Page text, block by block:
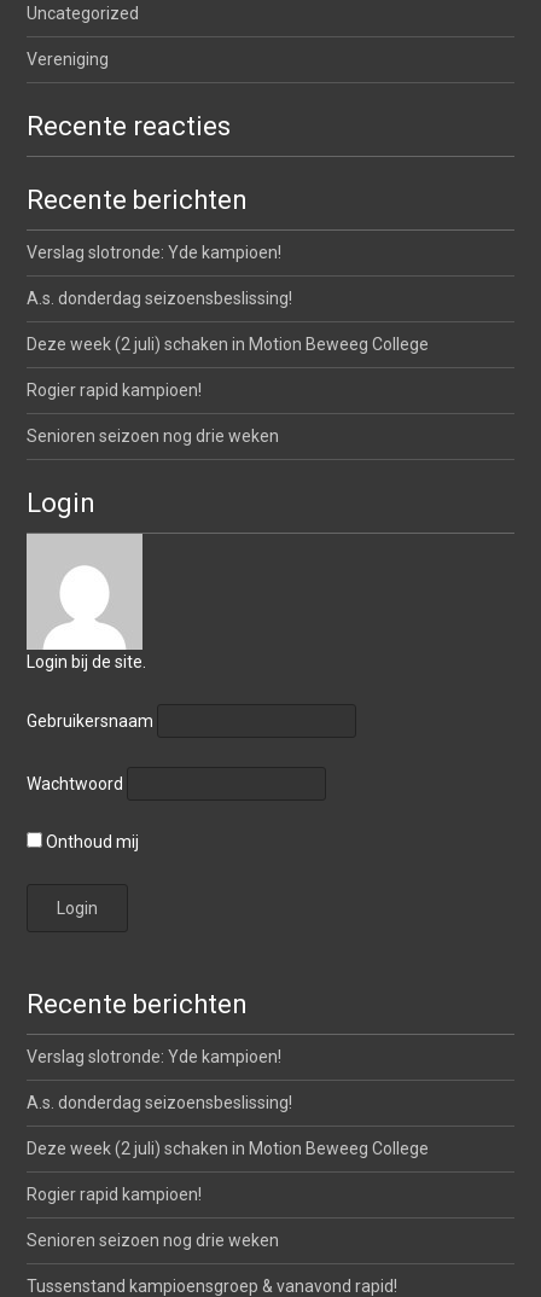
Uncategorized
Vereniging
Recente reacties
Recente berichten
Verslag slotronde: Yde kampioen!
A.s. donderdag seizoensbeslissing!
Deze week (2 juli) schaken in Motion Beweeg College
Rogier rapid kampioen!
Senioren seizoen nog drie weken
Login
Login bij de site.
Gebruikersnaam
Wachtwoord
Onthoud mij
Recente berichten
Verslag slotronde: Yde kampioen!
A.s. donderdag seizoensbeslissing!
Deze week (2 juli) schaken in Motion Beweeg College
Rogier rapid kampioen!
Senioren seizoen nog drie weken
Tussenstand kampioensgroep & vanavond rapid!